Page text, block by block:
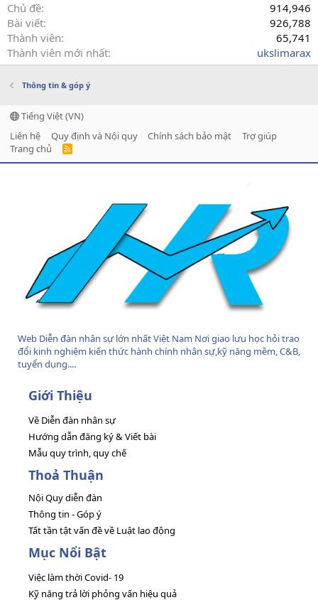
Chủ đề
914,946
Bài viết
926,788
Thành viên
65,741
Thành viên mới nhất
ukslimarax
Thông tin & góp ý
Tiếng Việt (VN)
Liên hệ
Quy định và Nội quy Chính sách bảo mật
Trợ giúp
Trang chủ
R
Web Diễn đàn nhân sự lớn nhất Việt Nam Nơi giao lưu học hỏi trao
đổi kinh nghiệm kiến thức hành chính nhân sự,kỹ năng mềm, C&B,
tuyển dụng....
Giới Thiệu
Về Diễn đàn nhân sự
Hướng dẫn đăng ký & Viết bài
Mẫu quy trình, quy chế
Thoả Thuận
Nội Quy diễn đàn
Thông tin - Góp ý
Tất tần tật vấn đề về Luật lao động
Mục Nổi Bật
Việc làm thời Covid- 19
Kỹ năng trả lời phỏng vấn hiệu quả